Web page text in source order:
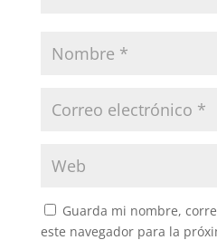
Guarda mi nombre,
este navegador para la